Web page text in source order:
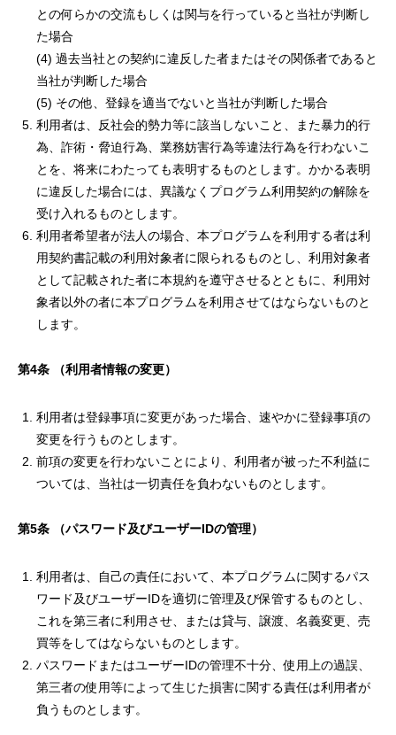
との何らかの交流もしくは関与を行っていると当社が判断し
た場合
(4) 過去当社との契約に違反した者またはその関係者であると
当社が判断した場合
(5) その他、登録を適当でないと当社が判断した場合
利用者は、反社会的勢力等に該当しないこと、また暴力的行
為、詐術・脅迫行為、業務妨害行為等違法行為を行わないこ
とを、将来にわたっても表明するものとします。かかる表明
に違反した場合には、異議なくプログラム利用契約の解除を
受け入れるものとします。
利用者希望者が法人の場合、本プログラムを利用する者は利
用契約書記載の利用対象者に限られるものとし、利用対象者
として記載された者に本規約を遵守させるとともに、利用対
象者以外の者に本プログラムを利用させてはならないものと
します。
第4条 （利用者情報の変更）
利用者は登録事項に変更があった場合、速やかに登録事項の
変更を行うものとします。
前項の変更を行わないことにより、利用者が被った不利益に
ついては、当社は一切責任を負わないものとします。
第5条 （パスワード及びユーザーIDの管理）
利用者は、自己の責任において、本プログラムに関するパス
ワード及びユーザーIDを適切に管理及び保管するものとし、
これを第三者に利用させ、または貸与、譲渡、名義変更、売
買等をしてはならないものとします。
パスワードまたはユーザーIDの管理不十分、使用上の過誤、
第三者の使用等によって生じた損害に関する責任は利用者が
負うものとします。